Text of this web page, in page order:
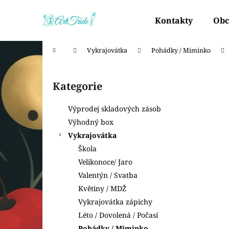
Kontakty
Domů Vykrajovátka Pohádky / Miminko
t
r
a
í
p
Přeskočit
kategorie
Kategorie
Výprodej skladových zásob
Výhodný box
Vykrajovátka
Škola
Velikonoce/ Jaro
Valentýn / Svatba
Květiny / MDŽ
Vykrajovátka zápichy
Léto / Dovolená / Počasí
í
Zpět
do
obchodu
Zpět
do
obchodu